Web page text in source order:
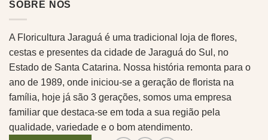
SOBRE NÓS
A Floricultura Jaraguá é uma tradicional loja de flores,
cestas e presentes da cidade de Jaraguá do Sul, no
Estado de Santa Catarina. Nossa história remonta para o
ano de 1989, onde iniciou-se a geração de florista na
família, hoje já são 3 gerações, somos uma empresa
familiar que destaca-se em toda a sua região pela
qualidade, variedade e o bom atendimento.